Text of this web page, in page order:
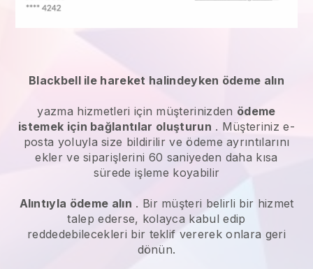
Blackbell ile hareket halindeyken ödeme alın
yazma hizmetleri için müşterinizden ödeme
istemek için bağlantılar oluşturun . Müşteriniz e-
posta yoluyla size bildirilir ve ödeme ayrıntılarını
ekler ve siparişlerini 60 saniyeden daha kısa
sürede işleme koyabilir
Alıntıyla ödeme alın . Bir müşteri belirli bir hizmet
talep ederse, kolayca kabul edip
reddedebilecekleri bir teklif vererek onlara geri
dönün.